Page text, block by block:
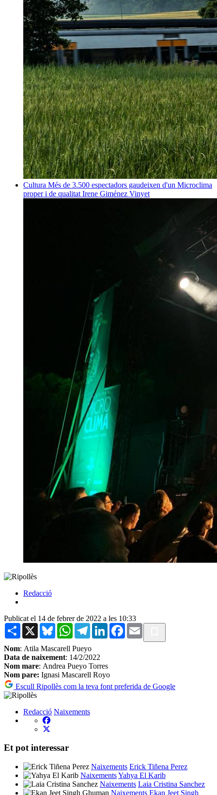
Cultura Més de 3.500 espectadors gaudeixen d'un Microclima
proper i de qualitat Irene Giménez Vinyet
Redacció
Publicat el 14 de febrer de 2022 a les 10:33
Share X BlueskyWhatsAppTelegramLinkedInFacebook
Email
Nom: Atila Mascarell Pueyo
Data de naixement: 14/2/2022
Nom mare: Andrea Pueyo Torres
Nom pare: Ignasi Mascarell Royo
Escull Ripollès com la teva font preferida de Google
Redacció Naixements
Et pot interessar
Naixements Erick Tiñena Perez
NaixementsYahya El Karib
Naixements Laia Cristina Sanchez
Naixements Ekan Jeet Singh